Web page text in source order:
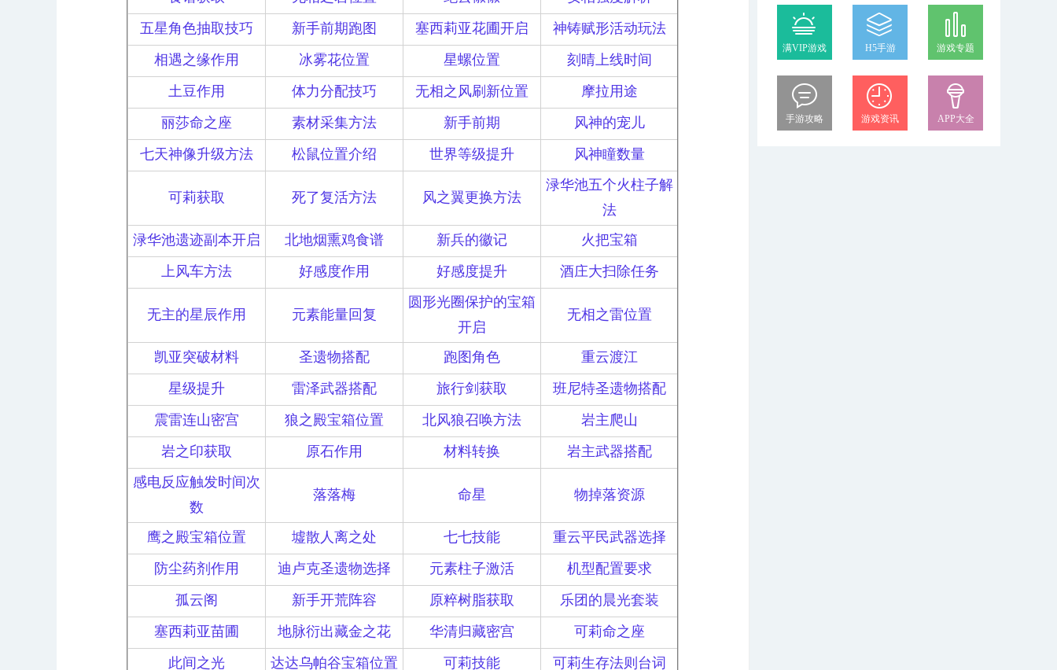
五星角色抽取技巧
新手前期跑图 塞西莉亚花圃开启
神铸赋形活动玩法
相遇之缘作用
冰雾花位置 星螺位置
刻晴上线时间
土豆作用
体力分配技巧 无相之风刷新位置
摩拉用途
丽莎命之座
素材采集方法 新手前期
风神的宠儿
七天神像升级方法
松鼠位置介绍 世界等级提升 风神瞳数量
可莉获取 死了复活方法 风之翼更换方法
渌华池五个火柱子解
法
渌华池遗迹副本开启
北地烟熏鸡食谱 新兵的徽记
火把宝箱
上风车方法
好感度作用 好感度提升 酒庄大扫除任务
无主的星辰作用 元素能量回复
圆形光圈保护的宝箱
开启
无相之雷位置
凯亚突破材料 圣遗物搭配 跑图角色
重云渡江
星级提升
雷泽武器搭配 旅行剑获取
班尼特圣遗物搭配
震雷连山密宫
狼之殿宝箱位置 北风狼召唤方法
岩主爬山
岩之印获取
原石作用 材料转换
岩主武器搭配
感电反应触发时间次
数
落落梅 命星 物掉落资源
鹰之殿宝箱位置 墟散人离之处 七七技能
重云平民武器选择
防尘药剂作用
迪卢克圣遗物选择 元素柱子激活
机型配置要求
孤云阁
新手开荒阵容 原粹树脂获取
乐团的晨光套装
塞西莉亚苗圃
地脉衍出藏金之花 华清归藏密宫
可莉命之座
此间之光
达达乌帕谷宝箱位置 可莉技能 可莉生存法则台词
满VIP游戏 H5手游 游戏专题
手游攻略 游戏资讯 APP大全